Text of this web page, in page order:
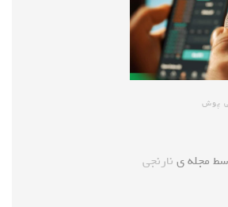
پوش
مجله ی نارنجی